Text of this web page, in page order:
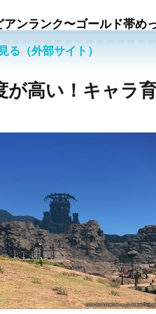
ンランク〜ゴールド帯め
高い！キャラ
る（外部サイト）